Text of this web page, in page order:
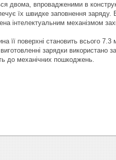
двома, впровадженими в
їх швидке заповнення
інтелектуальним механізмом
її поверхні становить всього
зарядки використано
до механічних пошкоджень.